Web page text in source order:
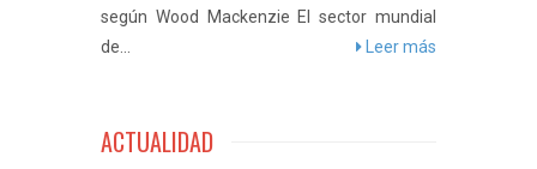
según Wood Mackenzie El sector mundial
de...
Leer más
think of the Memovox Tribute to Deep Sea
ACTUALIDAD